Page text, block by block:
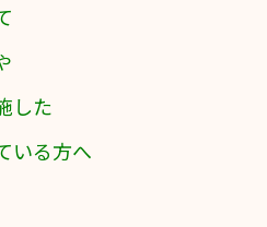
した
いる方へ